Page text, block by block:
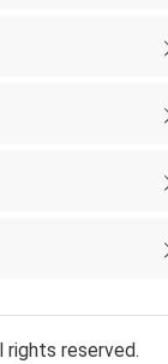
rights reserved.